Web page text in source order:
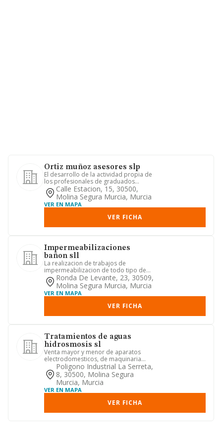
Ortiz muñoz asesores slp
El desarrollo de la actividad propia de
los profesionales de graduados
sociales y titulados mercant...
Calle Estacion, 15, 30500,
Molina Segura Murcia, Murcia
VER EN MAPA
VER FICHA
Impermeabilizaciones
bañon sll
La realizacion de trabajos de
impermeabilizacion de todo tipo de
edificio por cualquier procedimien...
Ronda De Levante, 23, 30509,
Molina Segura Murcia, Murcia
VER EN MAPA
VER FICHA
Tratamientos de aguas
hidrosmosis sl
Venta mayor y menor de aparatos
electrodomesticos, de maquinaria
para la hosteleria e industrial. t...
Poligono Industrial La Serreta,
8, 30500, Molina Segura
Murcia, Murcia
VER EN MAPA
VER FICHA